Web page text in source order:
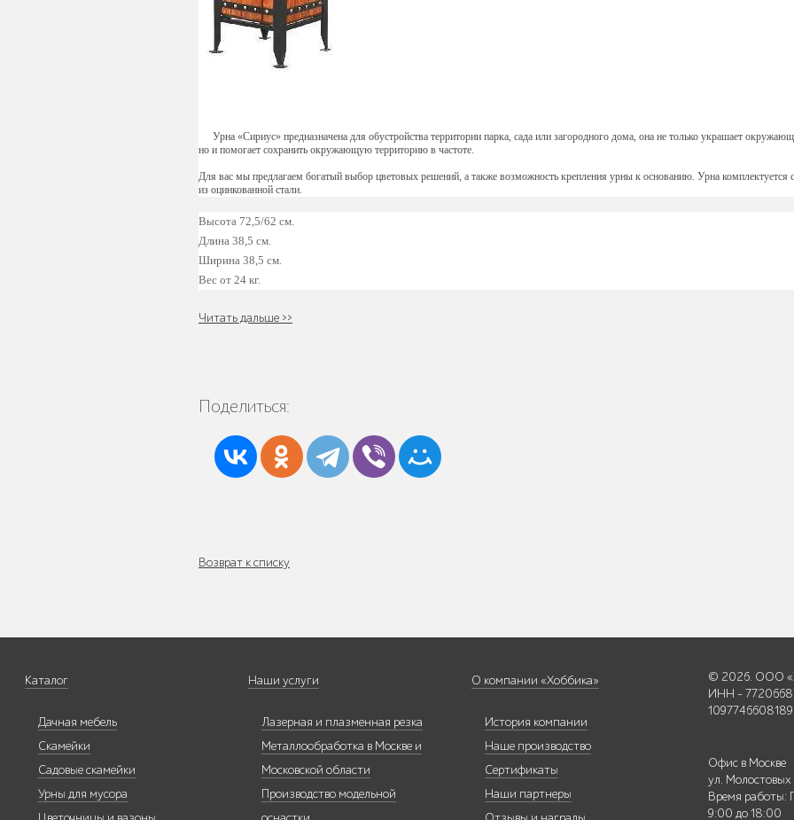
Контейнерные
Урна «Сириус» предназначена для обустройства территории парка, сада или загородного дома, она не только украшает
но и помогает сохранить окружающую территорию в частоте.
Для вас мы предлагаем богатый выбор цветовых решений, а также возможность крепления урны к основанию. Урна
из оцинкованной стали.
Высота 72,5/62 см.
Длина 38,5 см.
Ширина 38,5 см.
Вес от 24 кг.
Читать дальше >>
Поделиться:
Возврат к списку
Каталог
Дачная мебель
Скамейки
Садовые скамейки
Урны для мусора
Наши услуги
Лазерная и плазменная резка
Металлообработка в Москве и
Московской области
Производство модельной
О компании «Хоббика»
История компании
Наше производство
Сертификаты
Наши партнеры
© 2026. ООО
ИНН -
1097746608189
Офис в Москве
ул. Молостовых
Время работы:
9:00 до 18:00